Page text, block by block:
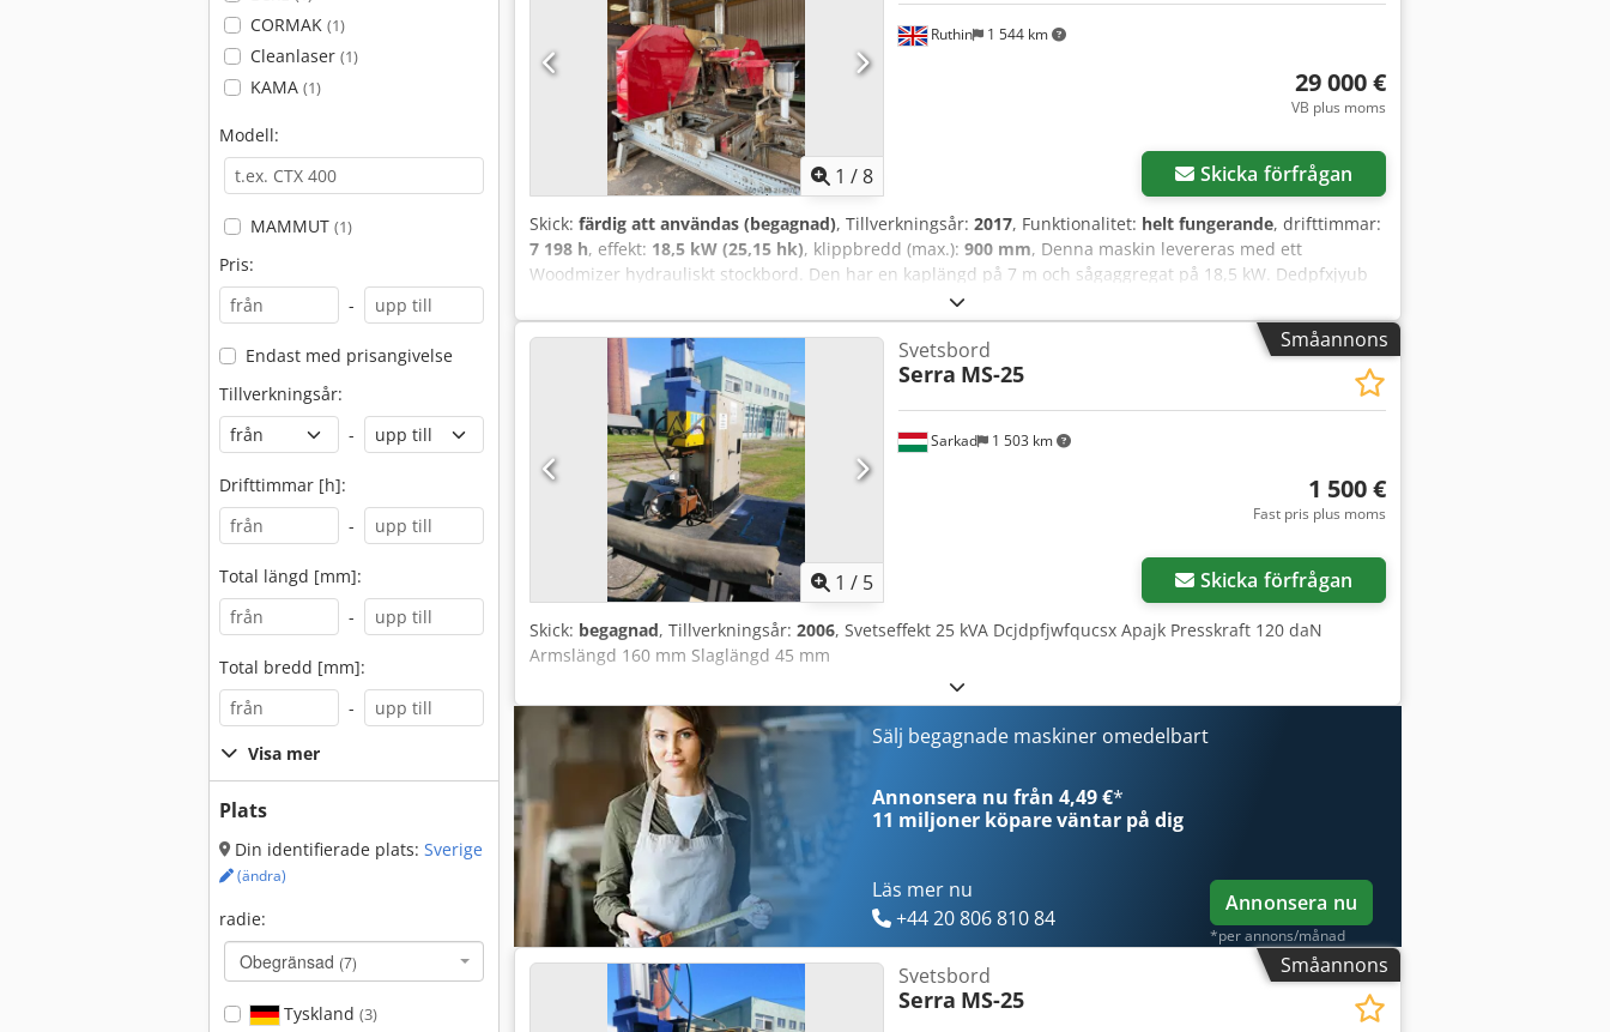
CORMAK (1)
Cleanlaser (1)
KAMA (1)
Modell:
MAMMUT (1)
Pris:
-
Endast med prisangivelse
Tillverkningsår:
-
Drifttimmar [h]:
-
Total längd [mm]:
-
Total bredd [mm]:
-
Visa mer
Plats
Din identifierade plats: Sverige
(ändra)
radie:
Obegränsad (7)
Tyskland (3)
1 /8
Ruthin 1 544 km
29 000 €
VB plus moms
Skicka förfrågan
Skick: färdig att användas (begagnad), Tillverkningsår: 2017, Funktionalitet: helt fungerande, drifttimmar:
7 198 h, effekt: 18,5 kW (25,15 hk), klippbredd (max.): 900 mm, Denna maskin levereras med ett
Woodmizer hydrauliskt stockbord. Den har en kaplängd på 7 m och sågaggregat på 18,5 kW. Dedpfxjyub
Småannons
1 / 5
Sarkad 1 503 km
Svetsbord
Serra MS-25
1 500 €
Fast pris plus moms
Skicka förfrågan
Skick: begagnad, Tillverkningsår: 2006, Svetseffekt 25 kVA Dcjdpfjwfqucsx Apajk Presskraft 120 daN
Armslängd 160 mm Slaglängd 45 mm
Sälj begagnade maskiner omedelbart
Annonsera nu från 4,49 €*
11 miljoner köpareväntar på dig
Läs mer nu
+44 20 806 810 84
Annonsera nu
*per annons/månad
Småannons
Svetsbord
Serra MS-25